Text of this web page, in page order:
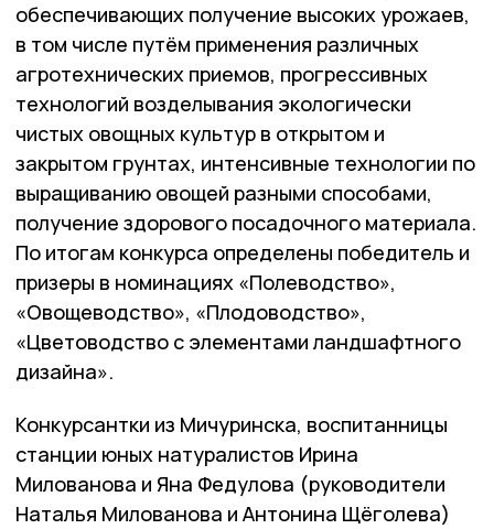
обеспечивающих получение высоких урожаев,
в том числе путём применения различных
агротехнических приемов, прогрессивных
технологий возделывания экологически
чистых овощных культур в открытом и
закрытом грунтах, интенсивные технологии по
выращиванию овощей разными способами,
получение здорового посадочного материала.
По итогам конкурса определены победитель и
призеры в номинациях «Полеводство»,
«Овощеводство», «Плодоводство»,
«Цветоводство с элементами ландшафтного
дизайна».
Конкурсантки из Мичуринска, воспитанницы
станции юных натуралистов Ирина
Милованова и Яна Федулова (руководители
Наталья Милованова и Антонина Щёголева)